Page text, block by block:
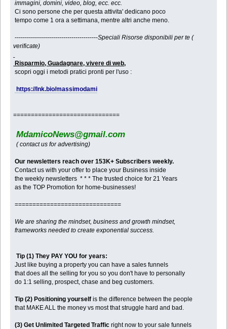
immagini, domini, video, blog, ecc. ecc.
Ci sono persone che per questa attivita' dedicano poco
tempo come 1 ora a settimana, mentre altri anche meno.
-----------------------------------------Speciali Risorse disponibili per te (
verificate)
Risparmio, Guadagnare, vivere di web,
scopri oggi i metodi pratici pronti per l'uso :
https://lnk.bio/massimodami
==============================
MdamicoNews@gmail.com
( contact us for advertising)
Our newsletters reach over 153K+ Subscribers weekly.
Contact us with your offer to place your Business inside
the weekly newsletters * * * The trusted choice for 21 Years
as the TOP Promotion for home-businesses!
==============================
We are sharing the mindset, business and growth mindset,
frameworks needed to create exponential success.
Tip (1) They PAY YOU for years:
Just like buying a property you can have a sales funnels
that does all the selling for you so you don't have to personally
do 1:1 selling, prospect, chase and beg customers.
Tip (2) Positioning yourself is the difference between the people
that MAKE ALL the money vs most that struggle hard and bad.
(3) Get Unlimited Targeted Traffic right now to your sale funnels